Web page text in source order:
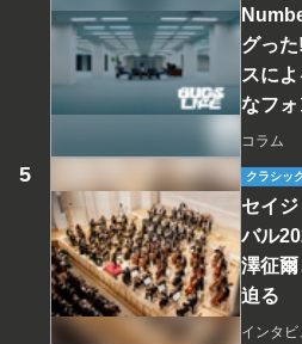
グっ
スに
なフ
コラム
クラシッ
セイ
バル
澤征
迫る
インタビ